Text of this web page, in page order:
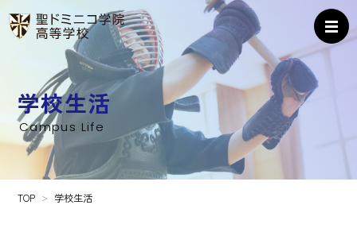
学校生活
Campus Life
TOP 学校生活